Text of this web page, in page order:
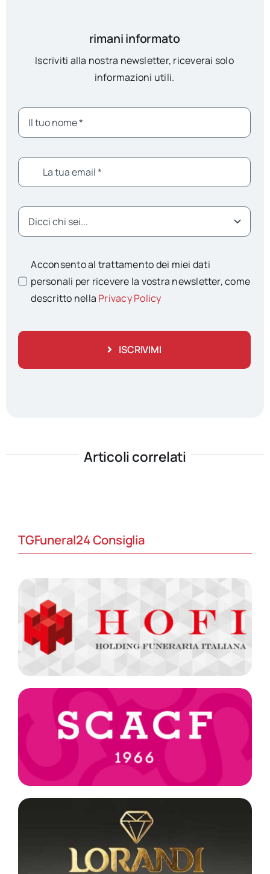
rimani informato
Iscriviti alla nostra newsletter, riceverai solo
informazioni utili.
Acconsento al trattamento dei miei dati
personali per ricevere la vostra newsletter, come
descritto nella Privacy Policy
ISCRIVIMI
Articoli correlati
TGFuneral24 Consiglia